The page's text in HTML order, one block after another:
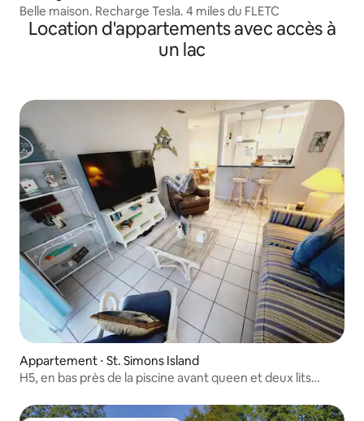
Belle maison. Recharge Tesla. 4 miles du FLETC
Location d'appartements avec accès à
un lac
Appartement ⋅ St. Simons Island
H5, en bas près de la piscine avant queen et deux lits